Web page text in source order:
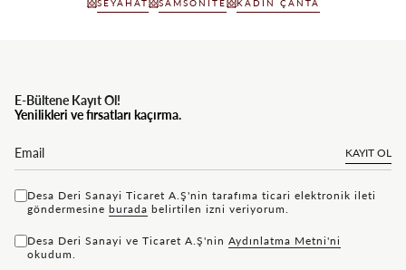
SEYAHAT SAMSONITE KADIN ÇANTA
E-Bültene Kayıt Ol!
Yenilikleri ve fırsatları kaçırma.
KAYIT OL
Desa Deri Sanayi Ticaret A.Ş'nin tarafıma ticari elektronik ileti
göndermesine bu rada belirtilen izni veriyorum.
Desa Deri Sanayi ve Ticaret A.Ş'nin Aydınlatma Metni'ni
okudum.